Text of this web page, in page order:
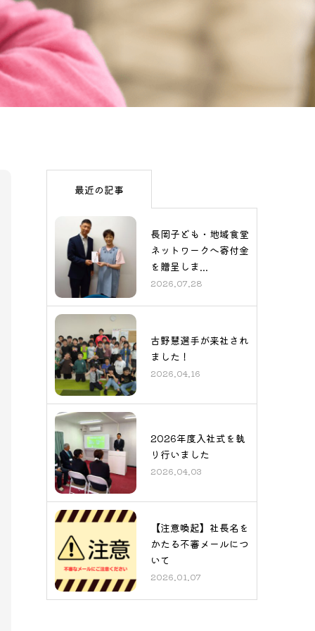
最近の記事
長岡子ども・地域食堂
ネットワークへ寄付金
を贈呈しま...
2026.07.28
古野慧選手が来社され
ました！
2026.04.16
2026年度入社式を執
り行いました
2026.04.03
【注意喚起】社長名を
かたる不審メールにつ
いて
2026.01.07